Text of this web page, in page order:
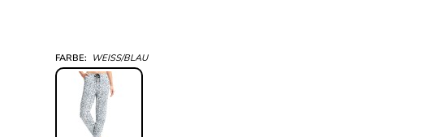
FARBE: WEISS/BLAU